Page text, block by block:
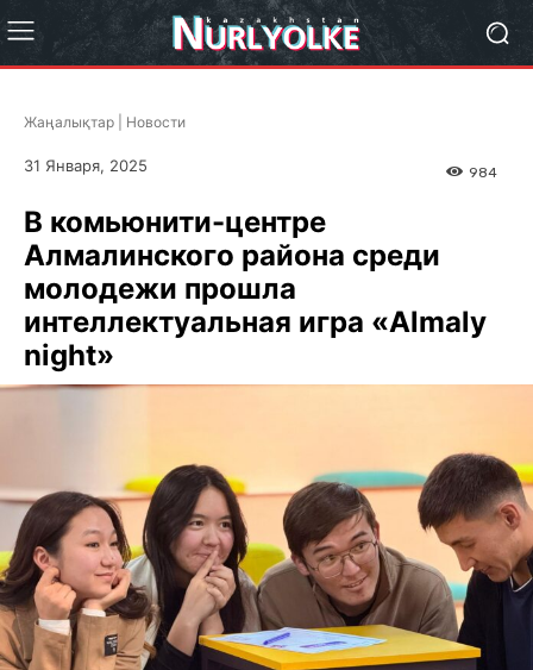
Жаңалықтар | Новости
31 Января, 2025 984
В комьюнити-центре
Алмалинского района среди
молодежи прошла
интеллектуальная игра «Almaly
night»